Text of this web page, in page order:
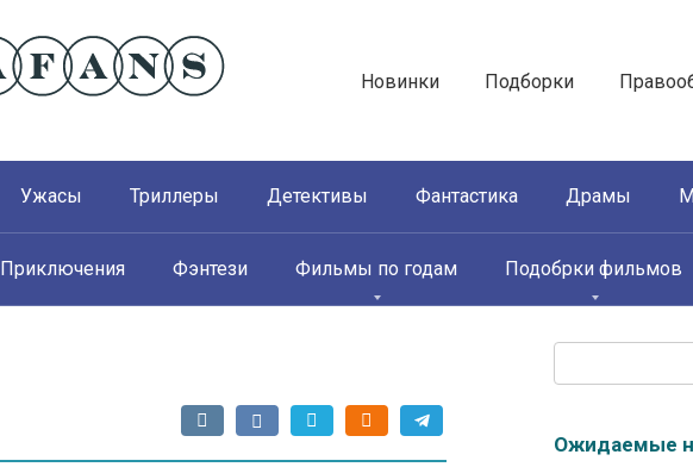
Новинки Подборки
Ужасы Триллеры Детективы Фантастика Драмы
Приключения Фэнтези Фильмы по годам Подобрки фильмов
Ожидаемые